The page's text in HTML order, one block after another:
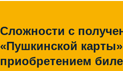
Сложности с
«Пушкинской
приобретением